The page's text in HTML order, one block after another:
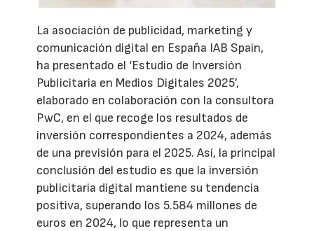
La asociación de publicidad, marketing y
comunicación digital en España IAB Spain,
ha presentado el ‘Estudio de Inversión
Publicitaria en Medios Digitales 2025’,
elaborado en colaboración con la consultora
PwC, en el que recoge los resultados de
inversión correspondientes a 2024, además
de una previsión para el 2025. Así, la principal
conclusión del estudio es que la inversión
publicitaria digital mantiene su tendencia
positiva, superando los 5.584 millones de
euros en 2024, lo que representa un